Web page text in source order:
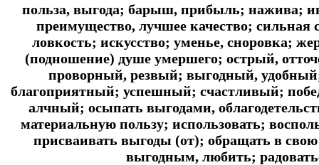
польза, выгода; барыш, прибыль; нажива;
преимущество, лучшее качество; сильная
ловкость; искусство; уменье, сноровка;
(подношение) душе умершего; острый,
проворный, резвый; выгодный,
благоприятный; успешный; счастливый;
алчный; осыпать выгодами,
материальную пользу; использовать;
присваивать выгоды (от); обращать в свою
выгодным, любить;